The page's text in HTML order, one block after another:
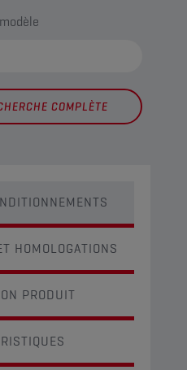
COMPLÈTE
HOMOLOGATIONS
PRODUIT